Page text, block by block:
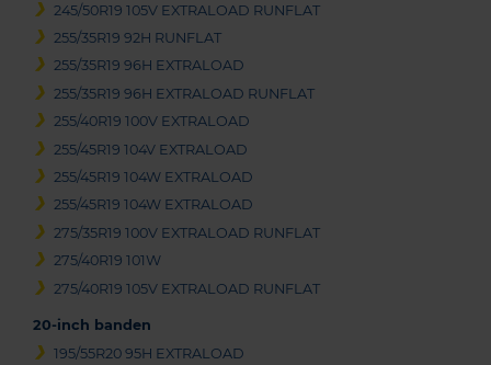
245/50R19 105V EXTRALOAD RUNFLAT
255/35R19 92H RUNFLAT
255/35R19 96H EXTRALOAD
255/35R19 96H EXTRALOAD RUNFLAT
255/40R19 100V EXTRALOAD
255/45R19 104V EXTRALOAD
255/45R19 104W EXTRALOAD
255/45R19 104W EXTRALOAD
275/35R19 100V EXTRALOAD RUNFLAT
275/40R19 101W
275/40R19 105V EXTRALOAD RUNFLAT
20-inch banden
195/55R20 95H EXTRALOAD